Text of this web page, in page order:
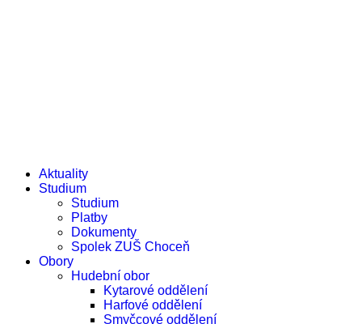
Aktuality
Studium
Studium
Platby
Dokumenty
Spolek ZUŠ Choceň
Obory
Hudební obor
Kytarové oddělení
Harfové oddělení
Smyčcové oddělení